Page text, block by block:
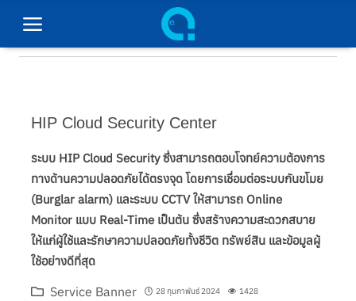
ผลิตภัณฑ์ของเรา
วิธีการชำระเงิน
ติดต่อเรา
HIP Cloud Security Center
ระบบ HIP Cloud Security ซึ่งสามารถตอบโจทย์ความต้องการ
ทางด้านความปลอดภัยได้ตรงจุด โดยการเชื่อมต่อระบบกันขโมย
(Burglar alarm) และระบบ CCTV ให้สามารถ Online
Monitor แบบ Real-Time เป็นต้น ซึ่งสร้างความสะดวกสบาย
ให้แก่ผู้ใช้และรักษาความปลอดภัยทั้งชีวิต ทรัพย์สิน และข้อมูลผู้
ใช้อย่างดีที่สุด
Service Banner 28 กุมภาพันธ์ 2024 1428